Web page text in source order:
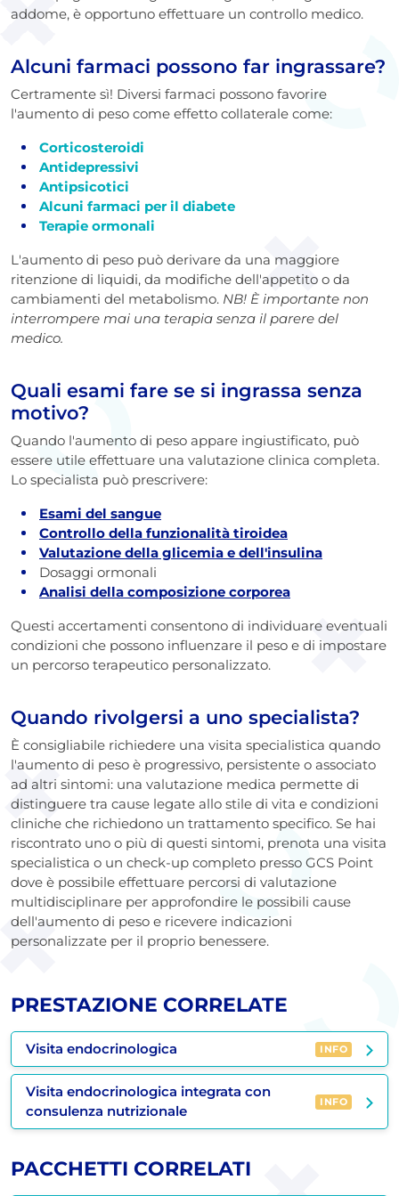
addome, è opportuno effettuare un controllo medico.
Alcuni farmaci possono far ingrassare?
Certramente sì! Diversi farmaci possono favorire
l'aumento di peso come effetto collaterale come:
Corticosteroidi
Antidepressivi
Antipsicotici
Alcuni farmaci per il diabete
Terapie ormonali
L'aumento di peso può derivare da una maggiore
ritenzione di liquidi, da modifiche dell'appetito o da
cambiamenti del metabolismo. NB! È importante non
interrompere mai una terapia senza il parere del
medico.
Quali esami fare se si ingrassa senza
motivo?
Quando l'aumento di peso appare ingiustificato, può
essere utile effettuare una valutazione clinica completa.
Lo specialista può prescrivere:
Esami del sangue
Controllo della funzionalità tiroidea
Valutazione della glicemia e dell'insulina
Dosaggi ormonali
Analisi della composizione corporea
Questi accertamenti consentono di individuare eventuali
condizioni che possono influenzare il peso e di impostare
un percorso terapeutico personalizzato.
Quando rivolgersi a uno specialista?
È consigliabile richiedere una visita specialistica quando
l'aumento di peso è progressivo, persistente o associato
ad altri sintomi: una valutazione medica permette di
distinguere tra cause legate allo stile di vita e condizioni
cliniche che richiedono un trattamento specifico. Se hai
riscontrato uno o più di questi sintomi, prenota una visita
specialistica o un check-up completo presso GCS Point
dove è possibile effettuare percorsi di valutazione
multidisciplinare per approfondire le possibili cause
dell'aumento di peso e ricevere indicazioni
personalizzate per il proprio benessere.
PRESTAZIONE CORRELATE
Visita endocrinologica INFO
Visita endocrinologica integrata con
consulenza nutrizionale
INFO
PACCHETTI CORRELATI